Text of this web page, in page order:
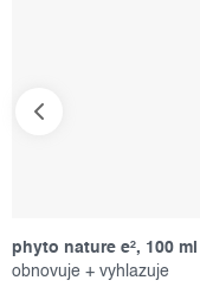
phyto nature e², 100 ml
obnovuje + vyhlazuje